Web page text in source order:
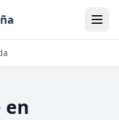
en